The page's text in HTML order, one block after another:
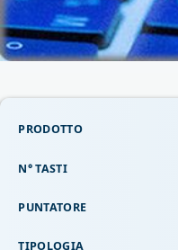
PRODOTTO
N° TASTI
PUNTATORE
TIPOLOGIA